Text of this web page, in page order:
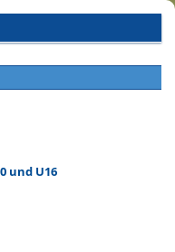
und U16